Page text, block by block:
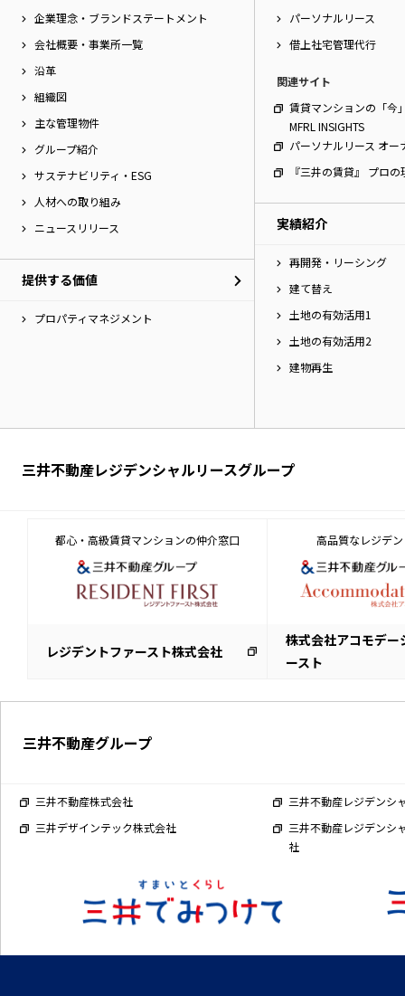
企業理念・ブランドステートメント
会社概要・事業所一覧
沿革
組織図
主な管理物件
グループ紹介
サステナビリティ・ESG
人材への取り組み
ニュースリリース
提供する価値
プロパティマネジメント
パーソナルリース
借上社宅管理代行
関連サイト
賃貸マンションの「今
MFRL INSIGHTS
パーソナルリース オー
『三井の賃貸』 プロの
実績紹介
再開発・リーシング
建て替え
土地の有効活用1
土地の有効活用2
建物再生
三井不動産レジデンシャルリースグループ
都心・高級賃貸マンションの仲介窓口
レジデントファースト株式会社
高品質なレジデ
株式会社アコモデー
ースト
三井不動産グループ
三井不動産株式会社
三井不動産レジデンシ
三井デザインテック株式会社
三井不動産レジデンシ
社